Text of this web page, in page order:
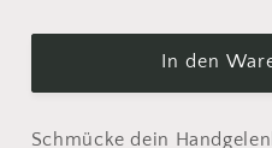
Seidenarmband
Quarz
mit
Quarz
In den
Schmücke dein